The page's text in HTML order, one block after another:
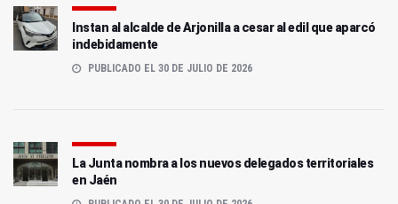
Instan al alcalde de Arjonilla a cesar al edil que aparcó
indebidamente
PUBLICADO EL 30 DE JULIO DE 2026
La Junta nombra a los nuevos delegados territoriales
en Jaén